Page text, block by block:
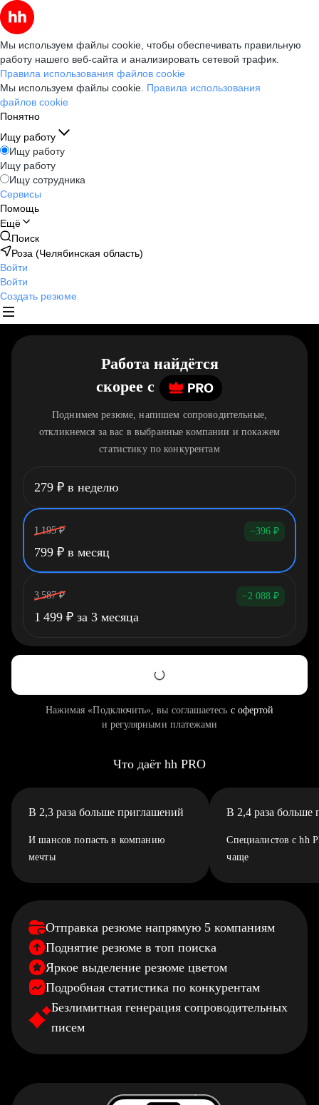
Мы используем файлы cookie, чтобы обеспечивать правильную
работу нашего веб-сайта и анализировать сетевой трафик.
Правила использования файлов cookie
Мы используем файлы cookie. Правила использования
файлов cookie
Понятно
Ищу работу
Ищу работу
Ищу работу
Ищу сотрудника
Сервисы
Помощь
Ещё
Поиск
Роза (Челябинская область)
Войти
Войти
Создать резюме
Работа найдётся
скорее c
Поднимем резюме, напишем сопроводительные,
откликнемся за вас в выбранные компании и покажем
статистику по конкурентам
279 ₽ в неделю
1 195 ₽ −396 ₽
799 ₽ в месяц
3 587 ₽ −2 088 ₽
1 499 ₽ за 3 месяца
Нажимая «Подключить», вы соглашаетесь с офертой
и регулярными платежами
Что даёт hh PRO
В 2,3 раза больше приглашений
И шансов попасть в компанию
мечты
В 2,4 раза больше
Специалистов с hh
чаще
Отправка резюме напрямую 5 компаниям
Поднятие резюме в топ поиска
Яркое выделение резюме цветом
Подробная статистика по конкурентам
Безлимитная генерация сопроводительных
писем